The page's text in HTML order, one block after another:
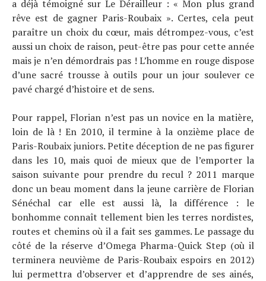
a déjà témoigné sur Le Dérailleur : « Mon plus grand
rêve est de gagner Paris-Roubaix ». Certes, cela peut
paraître un choix du cœur, mais détrompez-vous, c’est
aussi un choix de raison, peut-être pas pour cette année
mais je n’en démordrais pas ! L’homme en rouge dispose
d’une sacré trousse à outils pour un jour soulever ce
pavé chargé d’histoire et de sens.
Pour rappel, Florian n’est pas un novice en la matière,
loin de là ! En 2010, il termine à la onzième place de
Paris-Roubaix juniors. Petite déception de ne pas figurer
dans les 10, mais quoi de mieux que de l’emporter la
saison suivante pour prendre du recul ? 2011 marque
donc un beau moment dans la jeune carrière de Florian
Sénéchal car elle est aussi là, la différence : le
bonhomme connaît tellement bien les terres nordistes,
routes et chemins où il a fait ses gammes. Le passage du
côté de la réserve d’Omega Pharma-Quick Step (où il
terminera neuvième de Paris-Roubaix espoirs en 2012)
lui permettra d’observer et d’apprendre de ses ainés,